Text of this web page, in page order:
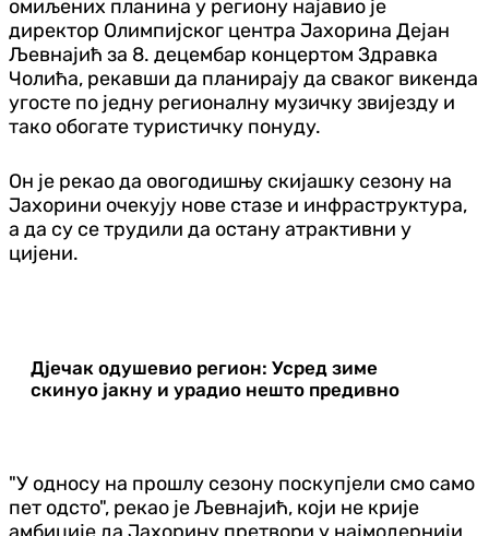
омиљених планина у региону најавио је
директор Олимпијског центра Јахорина Дејан
Љевнајић за 8. децембар концертом Здравка
Чолића, рекавши да планирају да сваког викенда
угосте по једну регионалну музичку звијезду и
тако обогате туристичку понуду.
Он је рекао да овогодишњу скијашку сезону на
Јахорини очекују нове стазе и инфраструктура,
а да су се трудили да остану атрактивни у
цијени.
Дјечак одушевио регион: Усред зиме
скинуо јакну и урадио нешто предивно
"У односу на прошлу сезону поскупјели смо само
пет одсто", рекао је Љевнајић, који не крије